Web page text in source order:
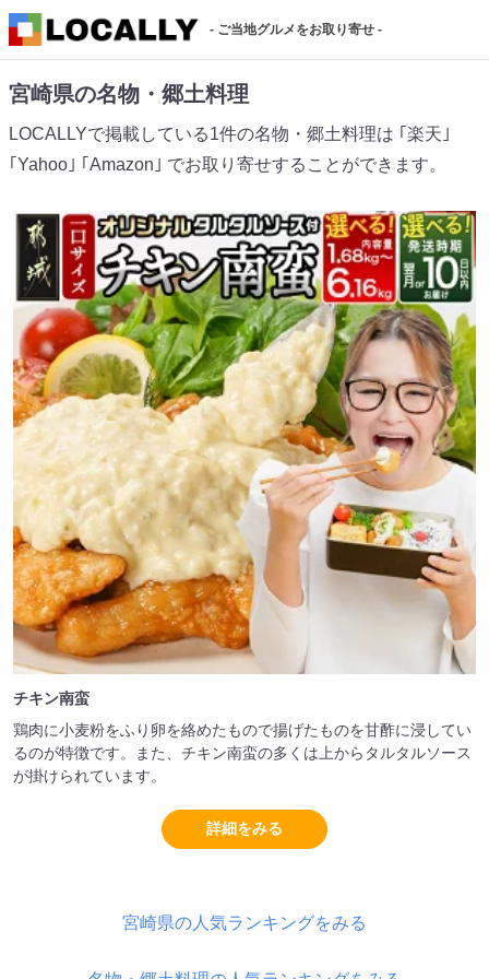
- ご当地グルメをお取り寄せ -
宮崎県の名物・郷土料理
LOCALLYで掲載している1件の名物・郷土料理は ｢楽天｣
｢Yahoo｣ ｢Amazon｣ でお取り寄せすることができます。
チキン南蛮
鶏肉に小麦粉をふり卵を絡めたもので揚げたものを甘酢に浸してい
るのが特徴です。また、チキン南蛮の多くは上からタルタルソース
が掛けられています。
詳細をみる
宮崎県の人気ランキングをみる